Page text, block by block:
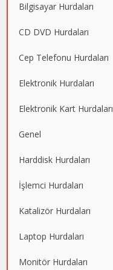
Bilgisayar Hurdaları
CD DVD Hurdaları
Cep Telefonu Hurdaları
Elektronik Hurdaları
Elektronik Kart Hurdaları
Genel
Harddisk Hurdaları
İşlemci Hurdaları
Katalizör Hurdaları
Laptop Hurdaları
Monitör Hurdaları